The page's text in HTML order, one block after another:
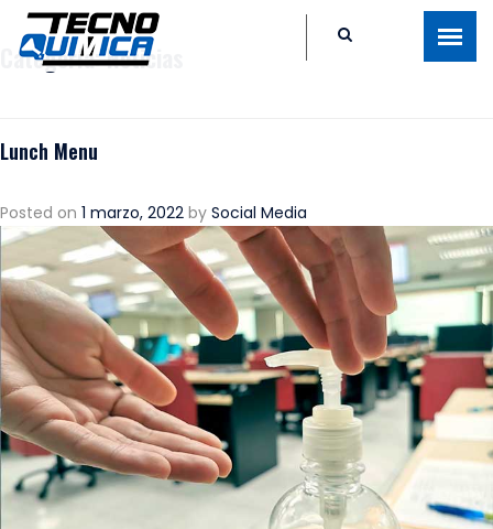
Categoría:Noticias
Lunch Menu
Posted on 1 marzo, 2022 by Social Media